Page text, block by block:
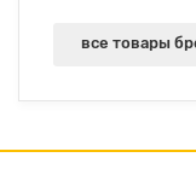
все товары